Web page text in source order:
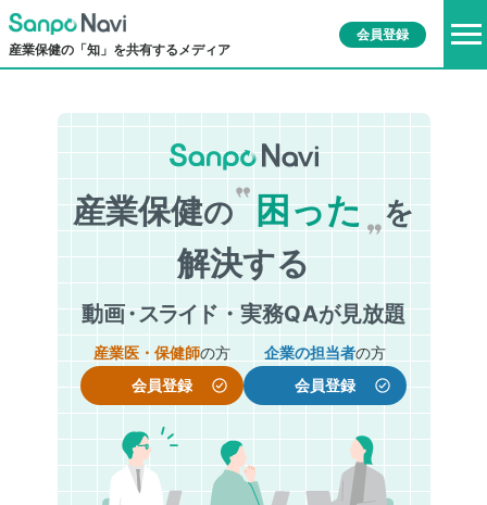
産業保健の「知」を共有するメディア
会員登録
産業保健の 困った を
解決する
動画・スライド・実務QAが見放題
産業医・保健師の方
会員登録
企業の担当者の方
会員登録